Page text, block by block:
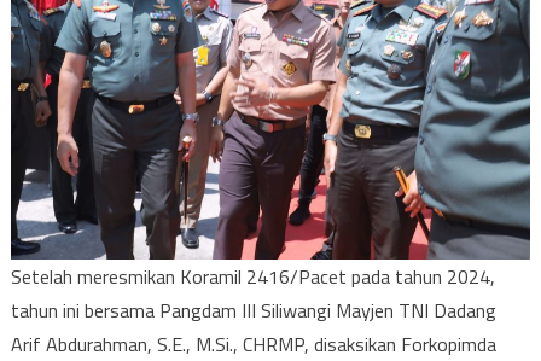
Setelah meresmikan Koramil 2416/Pacet pada tahun 2024,
tahun ini bersama Pangdam III Siliwangi Mayjen TNI Dadang
Arif Abdurahman, S.E., M.Si., CHRMP, disaksikan Forkopimda